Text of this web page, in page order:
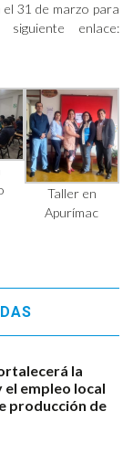
31 de marzo para
enlace:
Taller en
Apurímac
la
empleo local
producción de